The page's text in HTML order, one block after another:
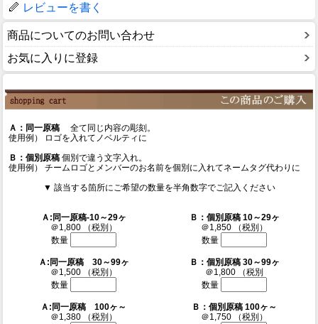
レビューを書く
商品についてのお問い合わせ
お気に入りに登録
Ａ：同一原稿全て同じ内容の彫刻。
使用例） ロゴを入れてノベルティに
Ｂ：個別原稿 個別で違う文字入れ。
使用例） チームロゴとメンバーのお名前を個別に入れてネームタグ代わりに
▼ 該当する箇所にご希望の数量を半角数字でご記入ください
Ａ:同一原稿-10～29ヶ
＠1,800 （税別）
数量
Ｂ：個別原稿 10～29ヶ
＠1,850 （税別）
数量
Ａ:同一原稿 30～99ヶ
＠1,500 （税別）
数量
Ｂ：個別原稿 30～99ヶ
＠1,800 （税別
数量
Ａ:同一原稿 100ヶ～
＠1,380 （税別）
Ｂ：個別原稿 100ヶ～
＠1,750 （税別）